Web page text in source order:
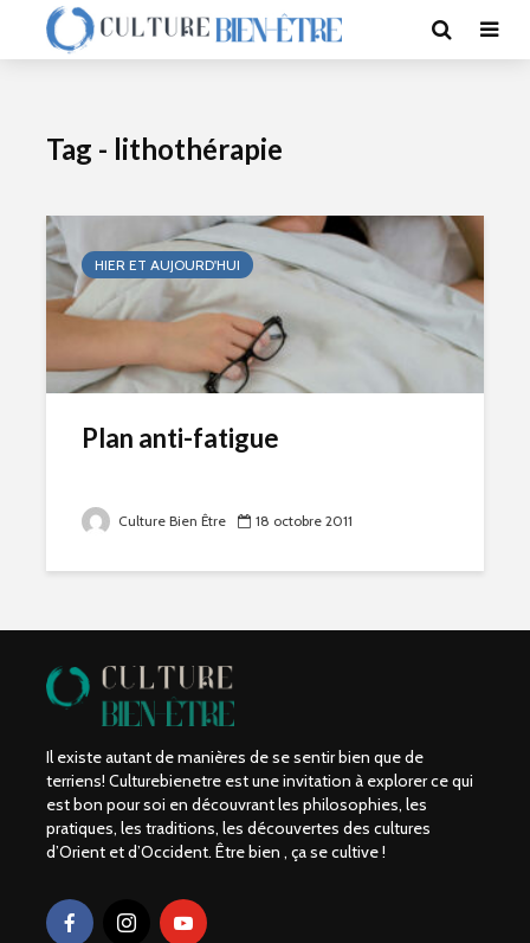
Tag - lithothérapie
HIER ET AUJOURD'HUI
Plan anti-fatigue
Culture Bien Être 18 octobre 2011
Il existe autant de manières de se sentir bien que de
terriens! Culturebienetre est une invitation à explorer ce qui
est bon pour soi en découvrant les philosophies, les
pratiques, les traditions, les découvertes des cultures
d’Orient et d’Occident. Être bien , ça se cultive !